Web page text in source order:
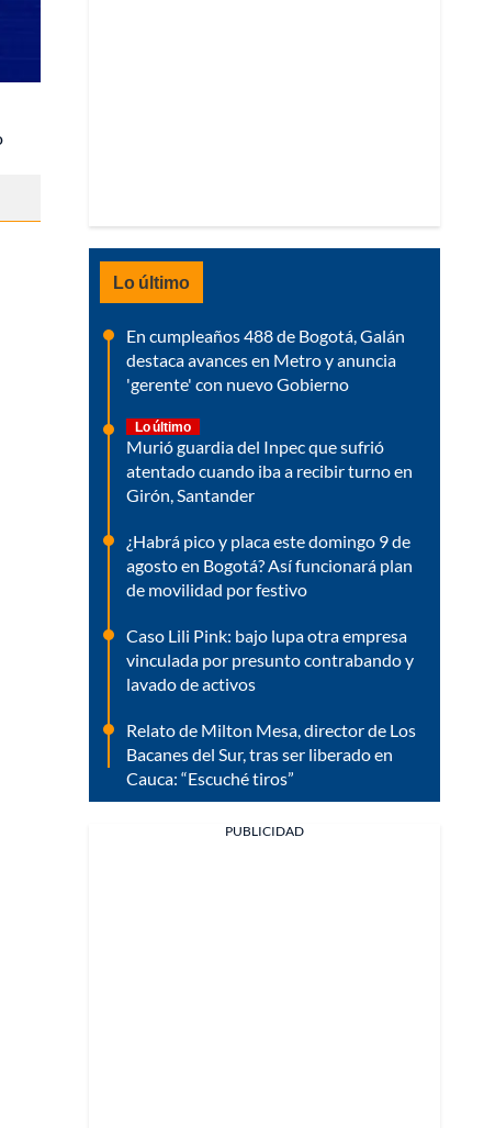
Lo último
En cumpleaños 488 de Bogotá, Galán
destaca avances en Metro y anuncia
'gerente' con nuevo Gobierno
Lo último
Murió guardia del Inpec que sufrió
atentado cuando iba a recibir turno en
Girón, Santander
¿Habrá pico y placa este domingo 9 de
agosto en Bogotá? Así funcionará plan
de movilidad por festivo
Caso Lili Pink: bajo lupa otra empresa
vinculada por presunto contrabando y
lavado de activos
Relato de Milton Mesa, director de Los
Bacanes del Sur, tras ser liberado en
Cauca: “Escuché tiros”
PUBLICIDAD